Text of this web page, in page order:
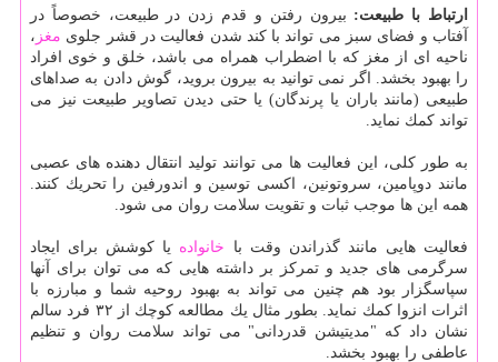
ارتباط با طبیعت: بیرون رفتن و قدم زدن در طبیعت، خصوصاً در
آفتاب و فضای سبز می تواند با كند شدن فعالیت در قشر جلوی مغز ،
ناحیه ای از مغز كه با اضطراب همراه می باشد، خلق و خوی افراد
را بهبود بخشد. اگر نمی توانید به بیرون بروید، گوش دادن به صداهای
طبیعی (مانند باران یا پرندگان) یا حتی دیدن تصاویر طبیعت نیز می
تواند كمك نماید.
به طور كلی، این فعالیت ها می توانند تولید انتقال دهنده های عصبی
مانند دوپامین، سروتونین، اكسی توسین و اندورفین را تحریك كنند.
همه این ها موجب ثبات و تقویت سلامت روان می شود.
فعالیت هایی مانند گذراندن وقت با خانواده یا كوشش برای ایجاد
سرگرمی های جدید و تمركز بر داشته هایی كه می توان برای آنها
سپاسگزار بود هم چنین می تواند به بهبود روحیه شما و مبارزه با
اثرات انزوا كمك نماید. بطور مثال یك مطالعه كوچك از ۳۲ فرد سالم
نشان داد كه "مدیتیشن قدردانی" می تواند سلامت روان و تنظیم
عاطفی را بهبود بخشد.